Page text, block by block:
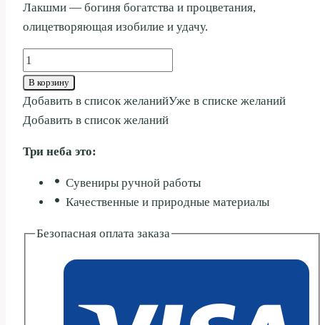
Лакшми — богиня богатства и процветания,
олицетворяющая изобилие и удачу.
Количество
товара
ЛАКШМИ
26СМ
В корзину
Добавить в список желанийУже в списке желаний
Добавить в список желаний
Три неба это:
Сувениры ручной работы
Качественные и природные материалы
Безопасная оплата заказа